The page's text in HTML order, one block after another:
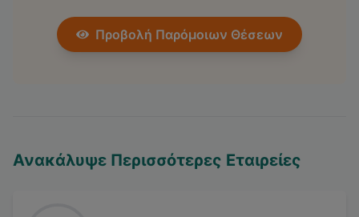
Προβολή Παρόμοιων Θέσεων
Ανακάλυψε Περισσότερες Εταιρείες